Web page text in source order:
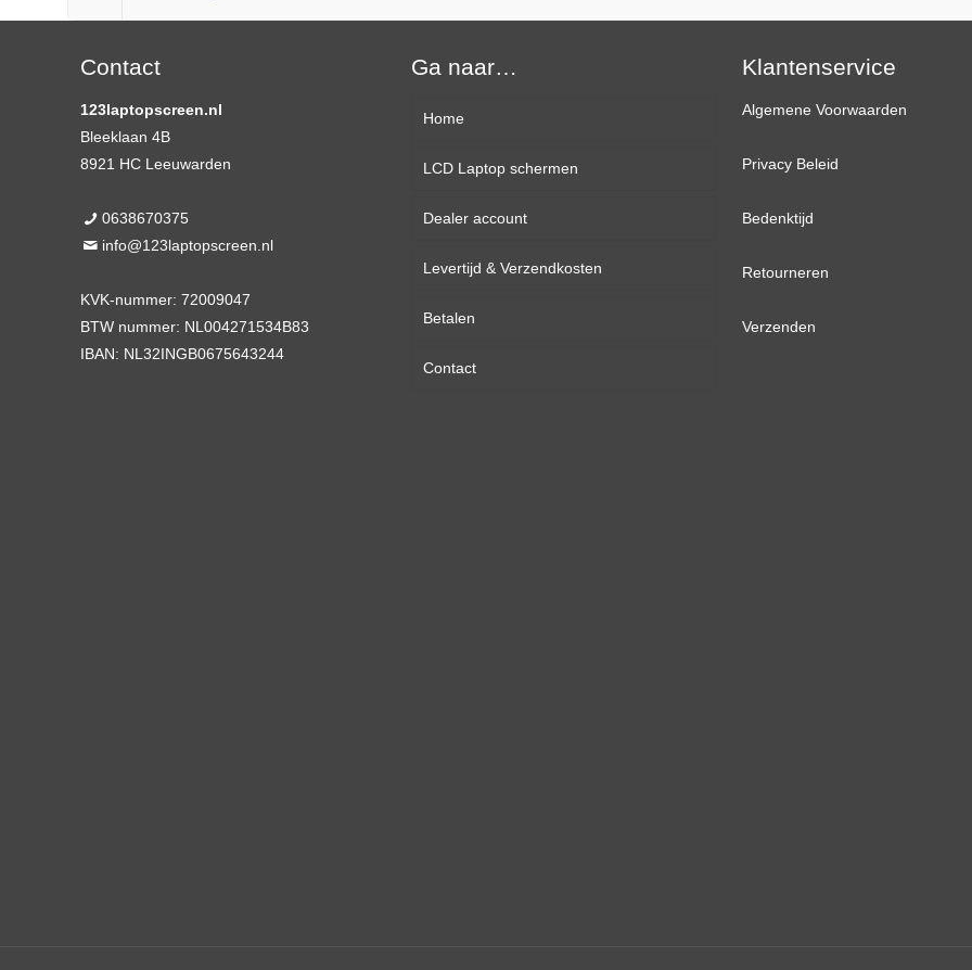
Mat
+
Strip
Contact
123laptopscreen.nl
Bleeklaan 4B
8921 HC Leeuwarden
0638670375
info@123laptopscreen.nl
KVK-nummer: 72009047
BTW nummer: NL004271534B83
IBAN: NL32INGB0675643244
Ga naar…
Home
LCD Laptop schermen
13,3 inch
14,0 inch
15,6 inch
17,3 inch
Dealer account
Levertijd & Verzendkosten
Betalen
Contact
Klantenservice
Algemene Voorwaarden
Privacy Beleid
Bedenktijd
Retourneren
Verzenden